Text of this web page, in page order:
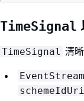
TimeSignal
TimeSignal 清
EventStream